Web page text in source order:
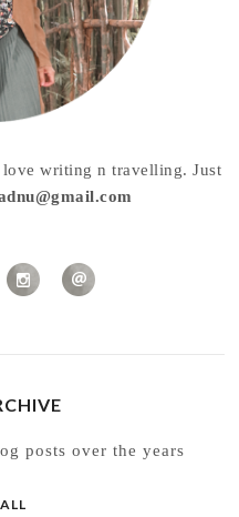
love writing n travelling. Just
posts over the years